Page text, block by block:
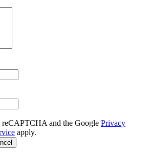
reCAPTCHA and the Google Privacy
apply.